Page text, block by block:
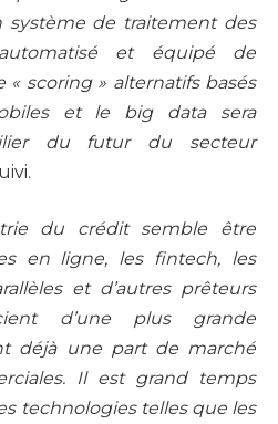
système de traitement des
et équipé de
scoring » alternatifs basés
et le big data sera
du futur du secteur
du crédit semble être
en ligne, les fintech, les
et d’autres prêteurs
d’une plus grande
déjà une part de marché
Il est grand temps
technologies telles que les